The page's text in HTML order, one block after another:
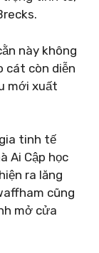
này không
cát còn diễn
mới xuất
tinh tế
Ai Cập học
ra lăng
cũng
mở cửa